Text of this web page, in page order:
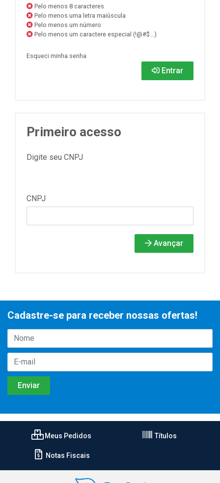
Pelo menos 8 caracteres
Pelo menos uma letra maiúscula
Pelo menos um número
Pelo menos um caractere especial (!@#$...)
Esqueci minha senha
Entrar
Primeiro acesso
Digite seu CNPJ
CNPJ
Avançar
Cadastre-se para receber nossas ofertas!
Meus Pedidos Títulos
Notas Fiscais